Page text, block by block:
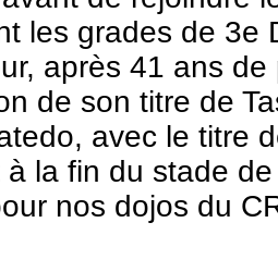
les grades de
après 41 ans
de son titre de
avec le titre
la fin du stade
nos dojos du